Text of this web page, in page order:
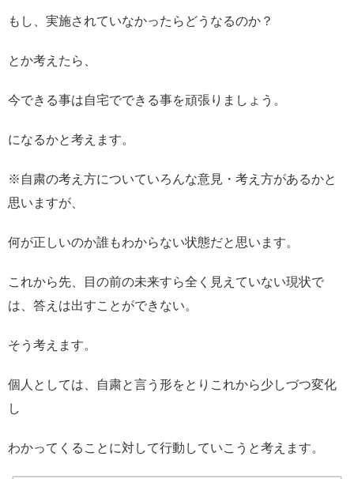
もし、実施されていなかったらどうなるのか？
とか考えたら、
今できる事は自宅でできる事を頑張りましょう。
になるかと考えます。
※自粛の考え方についていろんな意見・考え方があるかと
思いますが、
何が正しいのか誰もわからない状態だと思います。
これから先、目の前の未来すら全く見えていない現状で
は、答えは出すことができない。
そう考えます。
個人としては、自粛と言う形をとりこれから少しづつ変化
し
わかってくることに対して行動していこうと考えます。